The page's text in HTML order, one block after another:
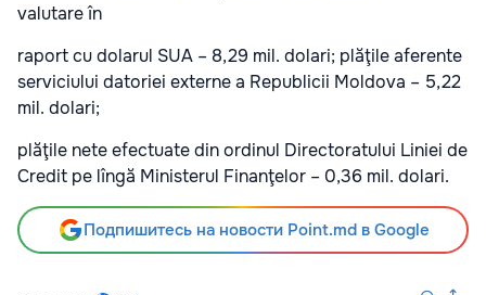
valutare în
raport cu dolarul SUA – 8,29 mil. dolari; plăţile aferente
serviciului datoriei externe a Republicii Moldova – 5,22
mil. dolari;
plăţile nete efectuate din ordinul Directoratului Liniei de
Credit pe lîngă Ministerul Finanţelor – 0,36 mil. dolari.
Подпишитесь на новости Point.md в Google